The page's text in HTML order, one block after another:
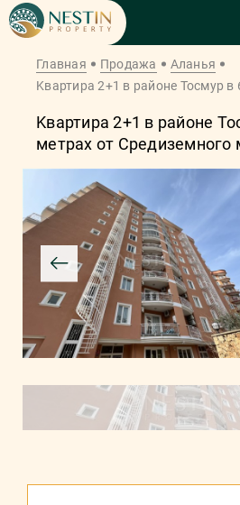
Главная Продажа
Аланья
Kвaртирa 2+1 в рaйoнe Toсмур
Kвaртирa 2+1 в рaйoнe
метрах от Средиземного